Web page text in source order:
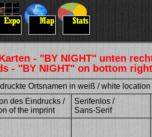
- "BY NIGHT" unten
- "BY NIGHT" on bottom
Ortsnamen in weiß / white
des Eindrucks /
of the imprint
Serifenlos /
Sans-Serif